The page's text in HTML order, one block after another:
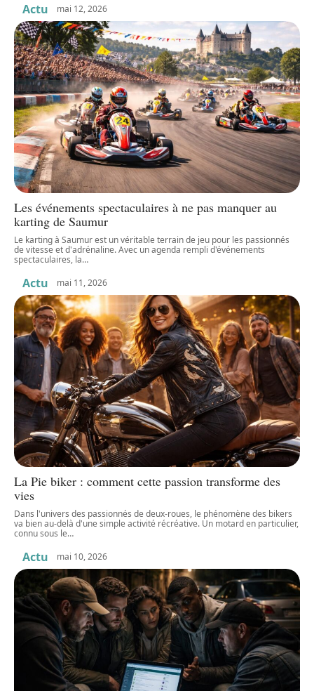
Actu mai 12, 2026
Les événements spectaculaires à ne pas manquer au
karting de Saumur
Le karting à Saumur est un véritable terrain de jeu pour les passionnés
de vitesse et d'adrénaline. Avec un agenda rempli d'événements
spectaculaires, la…
Actu mai 11, 2026
La Pie biker : comment cette passion transforme des
vies
Dans l'univers des passionnés de deux-roues, le phénomène des bikers
va bien au-delà d'une simple activité récréative. Un motard en particulier,
connu sous le…
Actu mai 10, 2026